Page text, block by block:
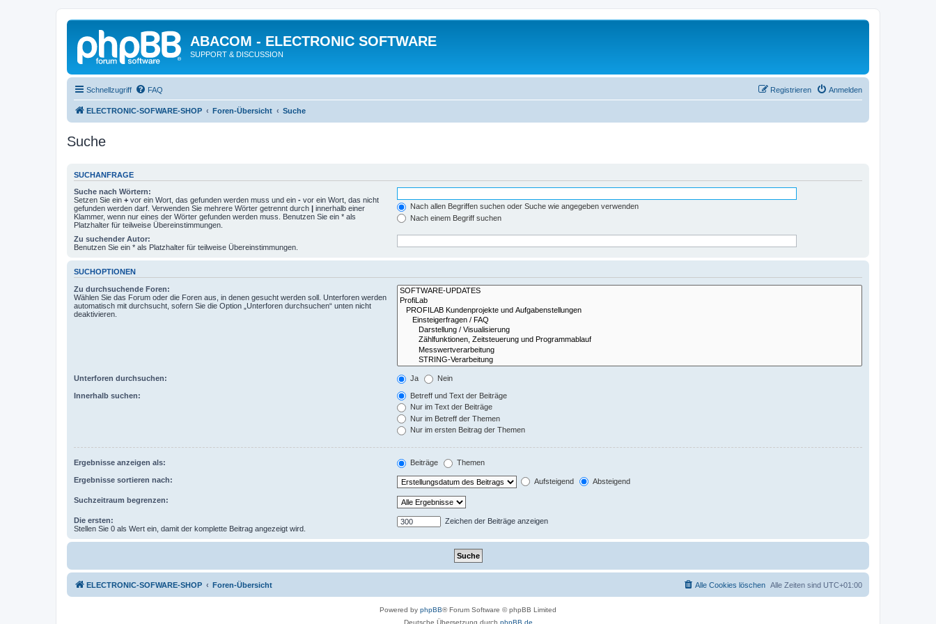
ABACOM - ELECTRONIC SOFTWARE
SUPPORT & DISCUSSION
Schnellzugriff FAQ Anmelden
Registrieren
ELECTRONIC-SOFWARE-SHOP Foren-Übersicht Suche
Suche
SUCHANFRAGE
Suche nach Wörtern:
Setzen Sie ein + vor ein Wort, das gefunden werden muss und ein - vor ein Wort, das nicht
gefunden werden darf. Verwenden Sie mehrere Wörter getrennt durch | innerhalb einer
Klammer, wenn nur eines der Wörter gefunden werden muss. Benutzen Sie ein * als
Platzhalter für teilweise Übereinstimmungen.
Nach allen Begriffen suchen oder Suche wie angegeben verwenden
Nach einem Begriff suchen
Zu suchender Autor:
Benutzen Sie ein * als Platzhalter für teilweise Übereinstimmungen.
SUCHOPTIONEN
Zu durchsuchende Foren:
Wählen Sie das Forum oder die Foren aus, in denen gesucht werden soll. Unterforen werden
automatisch mit durchsucht, sofern Sie die Option „Unterforen durchsuchen“ unten nicht
deaktivieren.
Unterforen durchsuchen: Ja Nein
Innerhalb suchen:
Betreff und Text der Beiträge
Nur im Text der Beiträge
Nur im Betreff der Themen
Nur im ersten Beitrag der Themen
Ergebnisse anzeigen als: Beiträge Themen
Ergebnisse sortieren nach: Aufsteigend Absteigend
Suchzeitraum begrenzen:
Die ersten:
Stellen Sie 0 als Wert ein, damit der komplette Beitrag angezeigt wird.
Zeichen der Beiträge anzeigen
ELECTRONIC-SOFWARE-SHOP Foren-Übersicht Alle Zeiten sind UTC+01:00
Alle Cookies löschen
Powered by phpBB® Forum Software © phpBB Limited
Deutsche Übersetzung durch phpBB.de